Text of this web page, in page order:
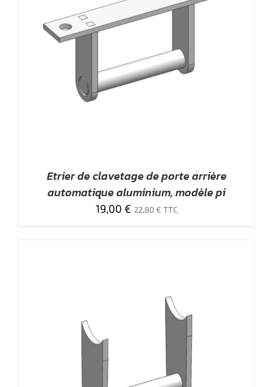
Etrier de clavetage de porte arrière
automatique aluminium, modèle pi
19,00 € 22,80€ TTC